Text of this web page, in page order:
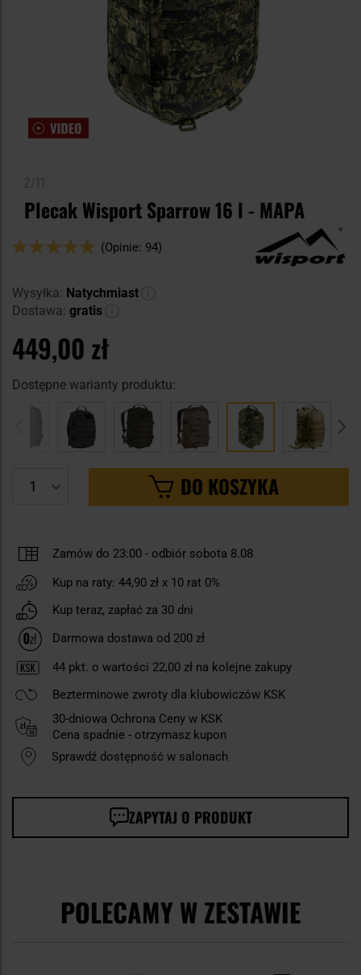
Plecak Wisport Sparrow 16 l - MAPA
Ocena:
(Opinie: 94)
Wysyłka: Natychmiast
Dostawa: gratis
449,00 zł
Dostępne warianty produktu:
DO KOSZYKA
Zamów do 23:00 - odbiór sobota 8.08
Kup na raty: 44,90 zł x 10 rat 0%
Kup teraz, zapłać za 30 dni
Darmowa dostawa od 200 zł
44 pkt. o wartości 22,00 zł na kolejne zakupy
Bezterminowe zwroty dla klubowiczów KSK
30-dniowa Ochrona Ceny w KSK
Cena spadnie - otrzymasz kupon
Sprawdź dostępność w salonach
ZAPYTAJ O PRODUKT
POLECAMY W ZESTAWIE